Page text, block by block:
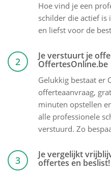
Hoe vind je een
schilder die actief is
en liefst voor de
2 Je verstuurt je
OffertesOnline.be
Gelukkig bestaat er
offerteaanvraag,
minuten opstellen
alle professionele
verstuurd. Zo
3 Je vergelijkt
offertes en beslist!